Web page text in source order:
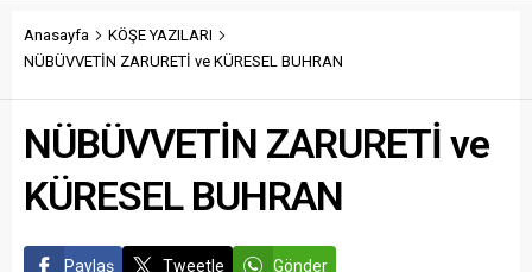
Anasayfa
KÖŞE YAZILARI
NÜBÜVVETİN ZARURETİ ve KÜRESEL BUHRAN
NÜBÜVVETİN ZARURETİ ve
KÜRESEL BUHRAN
Paylaş Tweetle Gönder